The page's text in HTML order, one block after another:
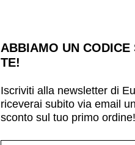
SEMITONDA
ABBIAMO UN CODICE
TE!
Iscriviti alla newsletter di
riceverai subito via email
sconto sul tuo primo ordine!